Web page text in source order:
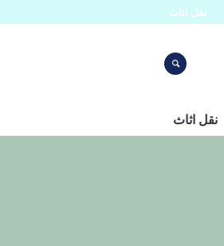
نقل اثاث
نقل اثاث